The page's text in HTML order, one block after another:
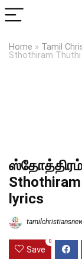
Home » Tamil
Sthothiram
ஸ்தோத்திரம்
lyrics
Save
0